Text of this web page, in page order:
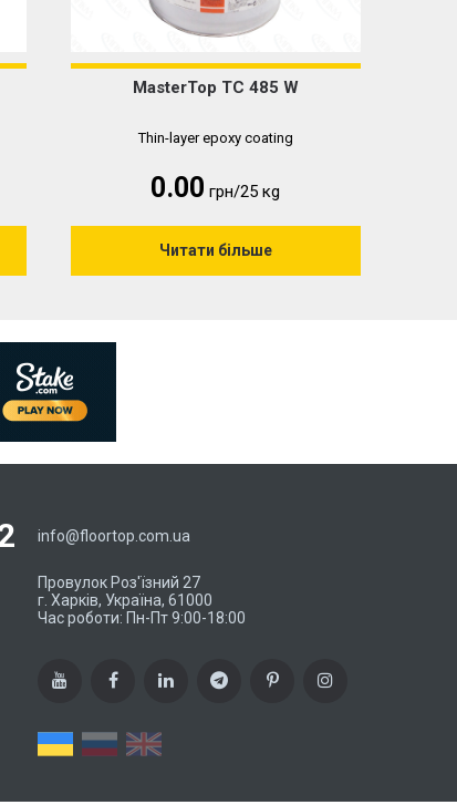
MasterTop TC 485 W
Thin-layer epoxy coating
0.00 грн/25 кg
Читати більше
info@floortop.com.ua
Провулок Роз'їзний 27
г. Харків, Україна, 61000
Час роботи: Пн-Пт 9:00-18:00
UA
RU